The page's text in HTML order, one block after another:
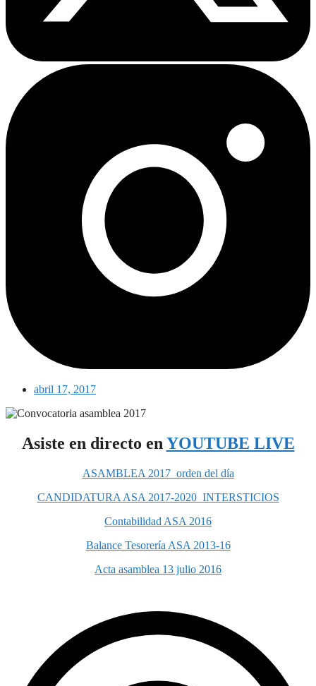
abril 17, 2017
Asiste en directo enYOUTUBE LIVE
ASAMBLEA 2017_orden del día
CANDIDATURA ASA 2017-2020_INTERSTICIOS
Contabilidad ASA 2016
Balance Tesorería ASA 2013-16
Acta asamblea 13 julio 2016